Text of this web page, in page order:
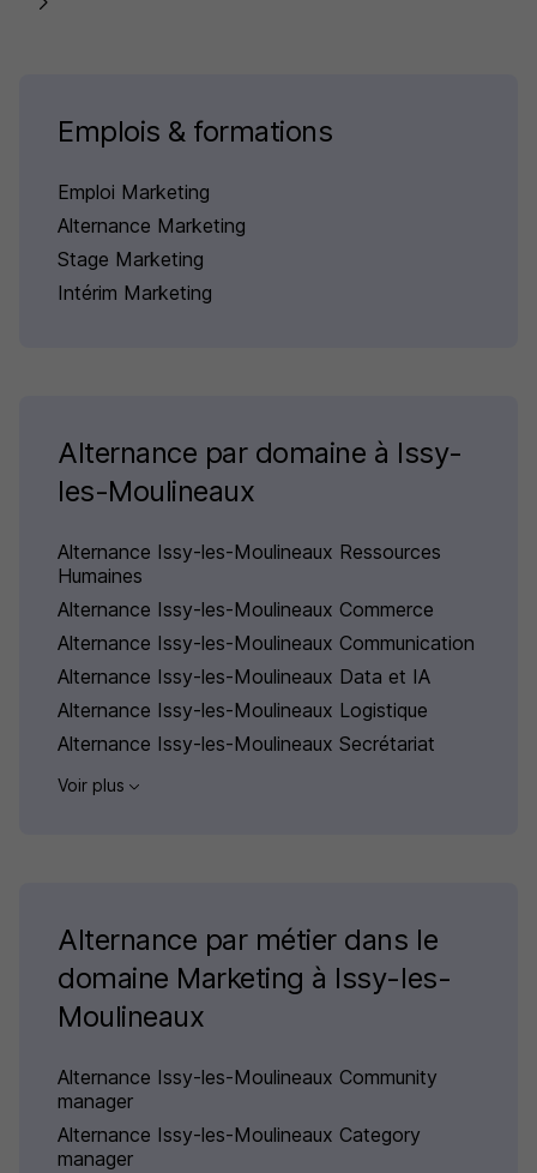
Emplois & formations
Emploi Marketing
Alternance Marketing
Stage Marketing
Intérim Marketing
Alternance par domaine à Issy-
les-Moulineaux
Alternance Issy-les-Moulineaux Ressources
Humaines
Alternance Issy-les-Moulineaux Commerce
Alternance Issy-les-Moulineaux Communication
Alternance Issy-les-Moulineaux Data et IA
Alternance Issy-les-Moulineaux Logistique
Alternance Issy-les-Moulineaux Secrétariat
Voir plus
Alternance par métier dans le
domaine Marketing à Issy-les-
Moulineaux
Alternance Issy-les-Moulineaux Community
manager
Alternance Issy-les-Moulineaux Category
manager